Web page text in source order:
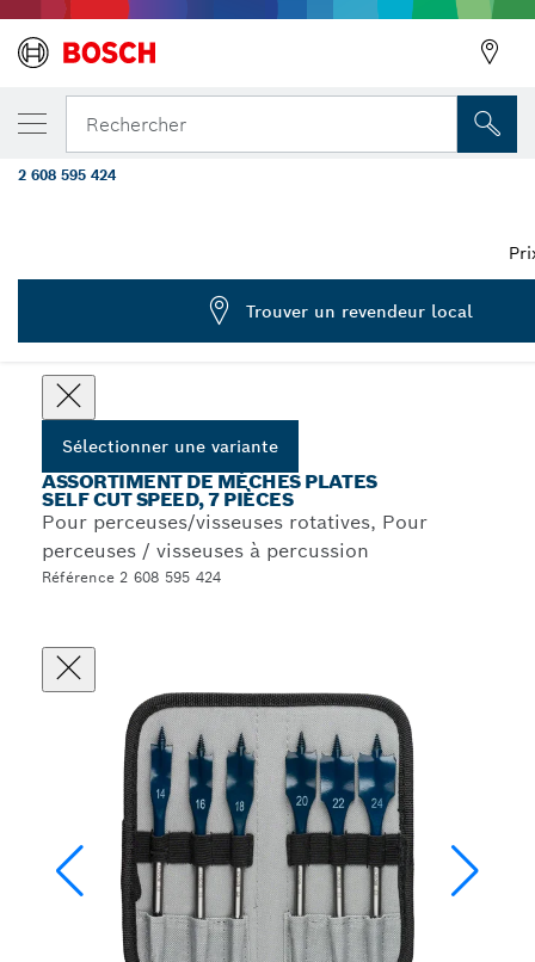
Rechercher
Choisissez votre variante
Sélectionner une variante
ASSORTIMENT DE MÈCHES PLATES
SELF CUT SPEED, 7 PIÈCES
Pour perceuses/visseuses rotatives, Pour
perceuses / visseuses à percussion
Référence 2 608 595 424
VOTRE VARIANTE SÉLECTIONNÉE
Coffret de 6 mèches plates SelfCut Speed,
24 mm
2 608 595 424
Trouver un revendeur local